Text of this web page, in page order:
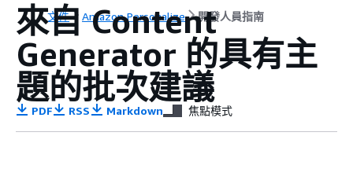
文件 Amazon Personalize 開發人員指南
來自 Content
Generator 的具有主
題的批次建議
PDF RSS Markdown 焦點模式